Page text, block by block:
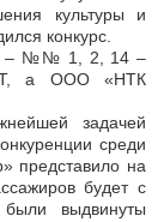
культуры и
конкурс.
– №№ 1, 2, 14 –
а ООО «НТК
задачей
среди
представило на
будет с
выдвинуты